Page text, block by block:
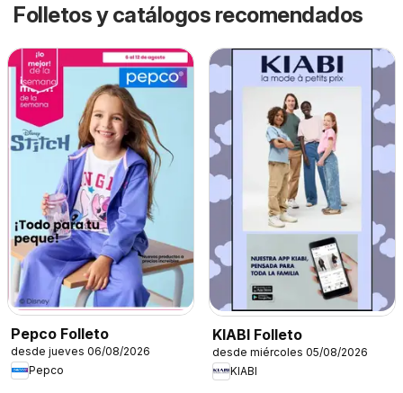
Folletos y catálogos recomendados
Pepco Folleto
desde jueves 06/08/2026
Pepco
KIABI Folleto
desde miércoles 05/08/2026
KIABI